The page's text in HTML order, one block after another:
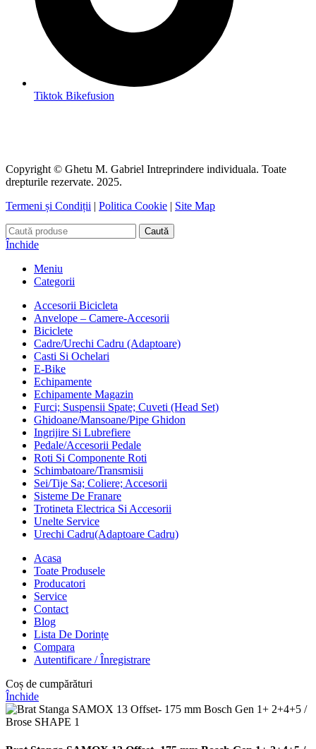
Tiktok Bikefusion
Copyright © Ghetu M. Gabriel Intreprindere individuala. Toate
drepturile rezervate. 2025.
Termeni și Condiții | Politica Cookie | Site Map
Caută
Închide
Meniu
Categorii
Accesorii Bicicleta
Anvelope – Camere-Accesorii
Biciclete
Cadre/Urechi Cadru (Adaptoare)
Casti Si Ochelari
E-Bike
Echipamente
Echipamente Magazin
Furci; Suspensii Spate; Cuveti (Head Set)
Ghidoane/Mansoane/Pipe Ghidon
Ingrijire Si Lubrefiere
Pedale/Accesorii Pedale
Roti Si Componente Roti
Schimbatoare/Transmisii
Sei/Tije Sa; Coliere; Accesorii
Sisteme De Franare
Trotineta Electrica Si Accesorii
Unelte Service
Urechi Cadru(Adaptoare Cadru)
Acasa
Toate Produsele
Producatori
Service
Contact
Blog
Lista De Dorințe
Compara
Autentificare / Înregistrare
Coș de cumpărături
Închide